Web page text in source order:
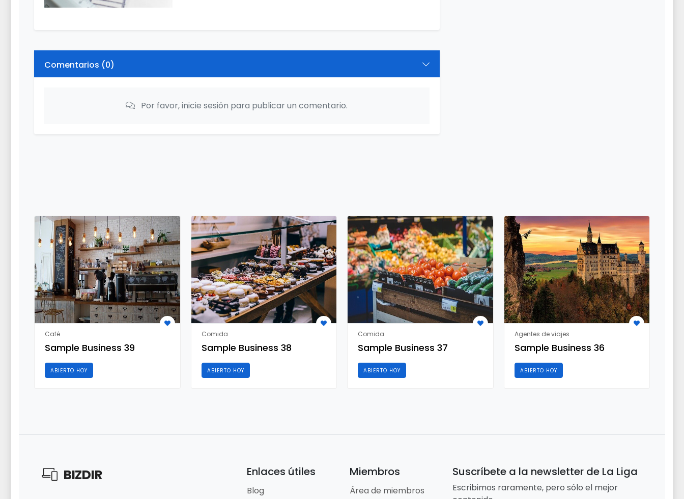
Comentarios (0)
Por favor, inicie sesión para publicar un comentario.
Café
Sample Business 39
ABIERTO HOY
Comida
Sample Business 38
ABIERTO HOY
Comida
Sample Business 37
ABIERTO HOY
Agentes de viajes
Sample Business 36
ABIERTO HOY
BIZDIR Enlaces útiles
Blog
Miembros
Área de miembros
Suscríbete a la newsletter de La Liga
Escribimos raramente, pero sólo el mejor